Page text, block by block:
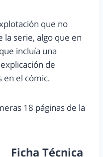
que no
la serie, algo que en
incluía una
de
en el cómic.
18 páginas de la
Ficha Técnica